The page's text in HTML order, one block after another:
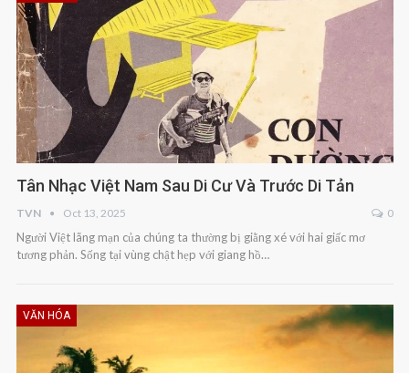
Tân Nhạc Việt Nam Sau Di Cư Và Trước Di Tản
TVN Oct 13, 2025 0
Người Việt lãng mạn của chúng ta thường bị giằng xé với hai giấc mơ
tương phản. Sống tại vùng chật hẹp với giang hồ…
VĂN HÓA